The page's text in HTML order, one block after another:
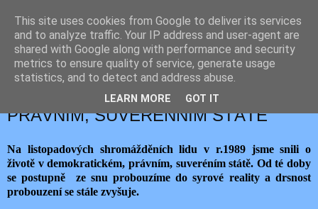
JEMELIK ZDENĚK
pondělí 25. dubna 2016
KONEC SNU O DEMOKRATICKÉM,
PRÁVNÍM, SUVERENNÍM STÁTĚ
Na listopadových shromážděních lidu v r.1989 jsme snili o
životě v demokratickém, právním, suveréním státě. Od té doby
se postupně ze snu probouzíme do syrové reality a drsnost
probouzení se stále zvyšuje.
This site uses cookies from Google to deliver its services
and to analyze traffic. Your IP address and user-agent are
shared with Google along with performance and security
metrics to ensure quality of service, generate usage
statistics, and to detect and address abuse.
LEARN MORE GOT IT